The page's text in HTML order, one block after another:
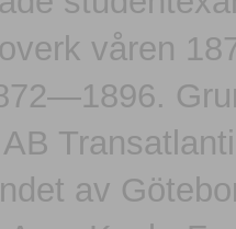
våren
av